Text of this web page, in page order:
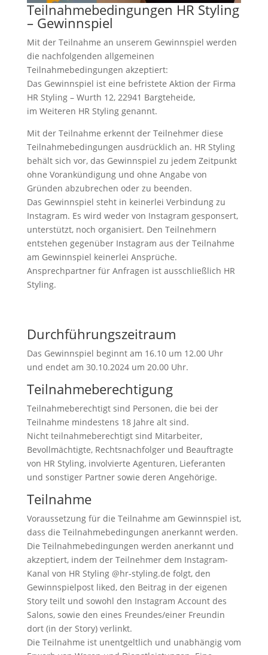
Teilnahmebedingungen HR Styling
– Gewinnspiel
Mit der Teilnahme an unserem Gewinnspiel werden
die nachfolgenden allgemeinen
Teilnahmebedingungen akzeptiert:
Das Gewinnspiel ist eine befristete Aktion der Firma
HR Styling – Wurth 12, 22941 Bargteheide,
im Weiteren HR Styling genannt.
Mit der Teilnahme erkennt der Teilnehmer diese
Teilnahmebedingungen ausdrücklich an. HR Styling
behält sich vor, das Gewinnspiel zu jedem Zeitpunkt
ohne Vorankündigung und ohne Angabe von
Gründen abzubrechen oder zu beenden.
Das Gewinnspiel steht in keinerlei Verbindung zu
Instagram. Es wird weder von Instagram gesponsert,
unterstützt, noch organisiert. Den Teilnehmern
entstehen gegenüber Instagram aus der Teilnahme
am Gewinnspiel keinerlei Ansprüche.
Ansprechpartner für Anfragen ist ausschließlich HR
Styling.
Durchführungszeitraum
Das Gewinnspiel beginnt am 16.10 um 12.00 Uhr
und endet am 30.10.2024 um 20.00 Uhr.
Teilnahmeberechtigung
Teilnahmeberechtigt sind Personen, die bei der
Teilnahme mindestens 18 Jahre alt sind.
Nicht teilnahmeberechtigt sind Mitarbeiter,
Bevollmächtigte, Rechtsnachfolger und Beauftragte
von HR Styling, involvierte Agenturen, Lieferanten
und sonstiger Partner sowie deren Angehörige.
Teilnahme
Voraussetzung für die Teilnahme am Gewinnspiel ist,
dass die Teilnahmebedingungen anerkannt werden.
Die Teilnahmebedingungen werden anerkannt und
akzeptiert, indem der Teilnehmer dem Instagram-
Kanal von HR Styling @hr-styling.de folgt, den
Gewinnspielpost liked, den Beitrag in der eigenen
Story teilt und sowohl den Instagram Account des
Salons, sowie den eines Freundes/einer Freundin
dort (in der Story) verlinkt.
Die Teilnahme ist unentgeltlich und unabhängig vom